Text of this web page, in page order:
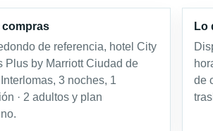
compras
de referencia, hotel City
Plus by Marriott Ciudad de
3 noches, 1
· 2 adultos y plan
Lo
de